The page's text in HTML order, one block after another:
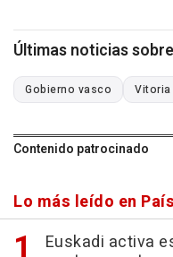
Últimas noticias
Gobierno vasco Vitoria
Contenido patrocinado
Lo más leído en
Euskadi activa